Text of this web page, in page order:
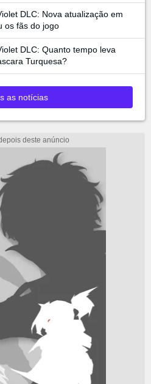
DLC: Nova atualização em
os fãs do jogo
DLC: Quanto tempo leva
Turquesa?
as notícias